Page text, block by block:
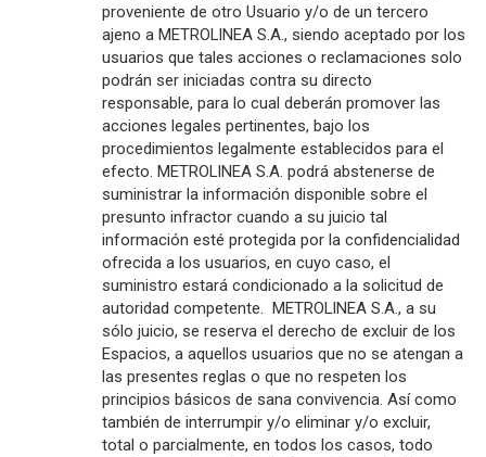
proveniente de otro Usuario y/o de un tercero
ajeno a METROLINEA S.A., siendo aceptado por los
usuarios que tales acciones o reclamaciones solo
podrán ser iniciadas contra su directo
responsable, para lo cual deberán promover las
acciones legales pertinentes, bajo los
procedimientos legalmente establecidos para el
efecto. METROLINEA S.A. podrá abstenerse de
suministrar la información disponible sobre el
presunto infractor cuando a su juicio tal
información esté protegida por la confidencialidad
ofrecida a los usuarios, en cuyo caso, el
suministro estará condicionado a la solicitud de
autoridad competente. METROLINEA S.A., a su
sólo juicio, se reserva el derecho de excluir de los
Espacios, a aquellos usuarios que no se atengan a
las presentes reglas o que no respeten los
principios básicos de sana convivencia. Así como
también de interrumpir y/o eliminar y/o excluir,
total o parcialmente, en todos los casos, todo